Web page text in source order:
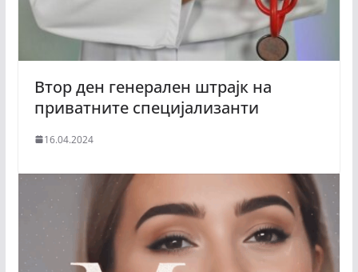
Втор ден генерален штрајк на
приватните специјализанти
16.04.2024